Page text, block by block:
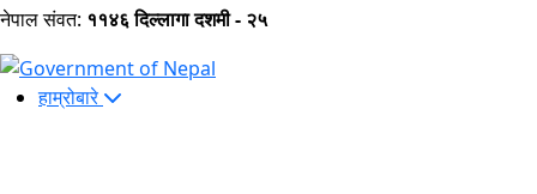
हाम्रोबारे